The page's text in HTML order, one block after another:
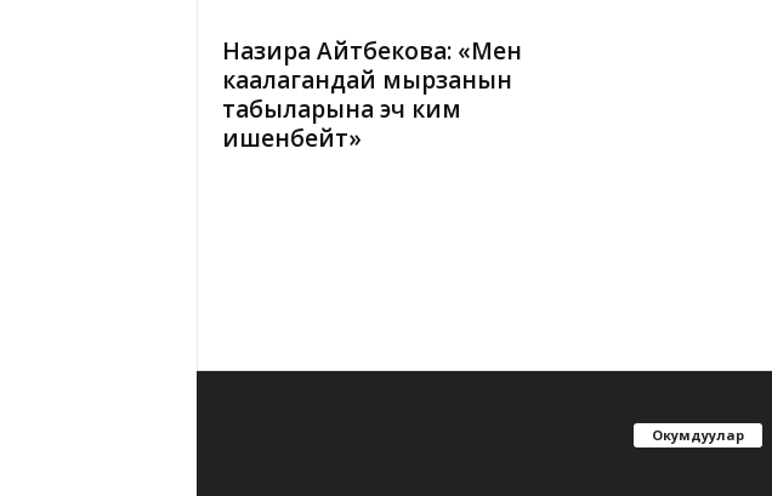
Назира Айтбекова: «Мен
каалагандай мырзанын
табыларына эч ким
ишенбейт»
Окумдуулар